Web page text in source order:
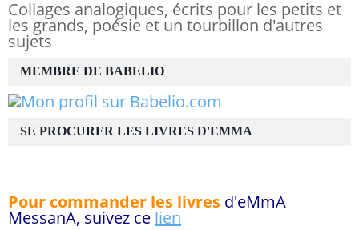
Collages analogiques, écrits pour les petits et
les grands, poésie et un tourbillon d'autres
sujets
MEMBRE DE BABELIO
SE PROCURER LES LIVRES D'EMMA
Pour commander les livres d'eMmA
MessanA, suivez ce lien